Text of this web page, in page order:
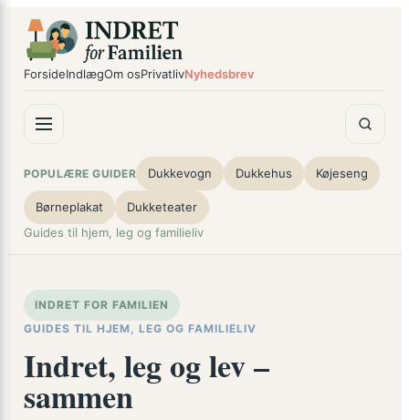
Spring
indhold
ForsideIndlægOm osPrivatlivNyhedsbrev
POPULÆRE GUIDER Dukkevogn Dukkehus Køjeseng
Børneplakat
Dukketeater
Guides til hjem, leg og familieliv
INDRET FOR FAMILIEN
GUIDES TIL HJEM, LEG OG FAMILIELIV
Indret, leg og lev –
sammen